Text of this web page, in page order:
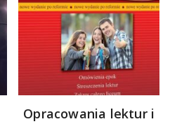
Opracowania lektur i